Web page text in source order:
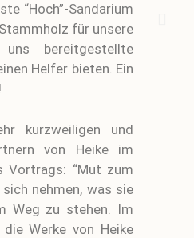
“Hoch”-Sandarium
für unsere
bereitgestellte
Helfer bieten. Ein
kurzweiligen und
von Heike im
Vortrags: “Mut zum
nehmen, was sie
Weg zu stehen. Im
Werke von Heike